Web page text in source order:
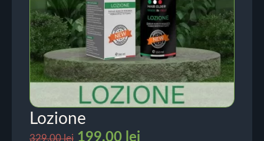
Lozione
329.00lei 199.00 lei